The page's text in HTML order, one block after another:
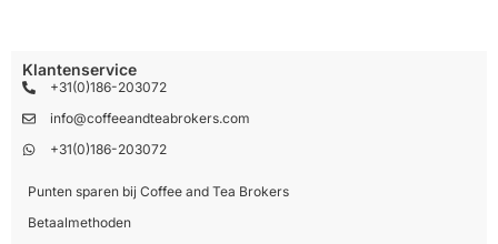
Klantenservice
+31(0)186-203072
info@coffeeandteabrokers.com
+31(0)186-203072
Punten sparen bij Coffee and Tea Brokers
Betaalmethoden